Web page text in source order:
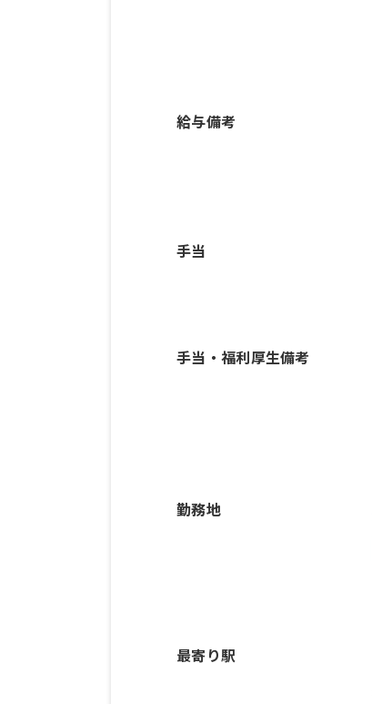
給与備考
手当
手当・福利厚生備考
勤務地
最寄り駅